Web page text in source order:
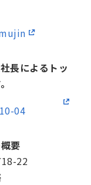
長によるトッ
04
要
22